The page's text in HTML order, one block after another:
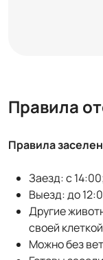
Правила
Правила
Заезд: с
Выезд: до
Другие
своей клеткой
Можно без